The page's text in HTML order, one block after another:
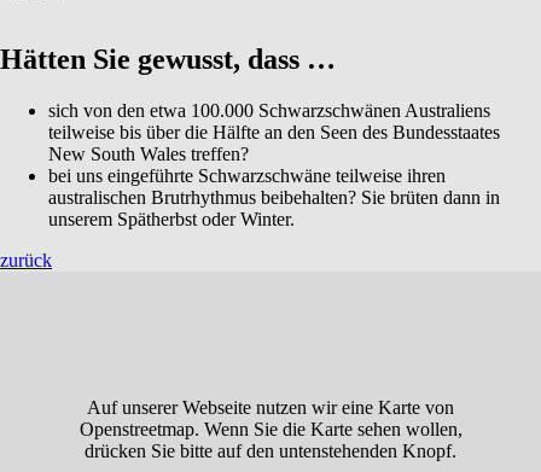
Hätten Sie gewusst, dass …
sich von den etwa 100.000 Schwarzschwänen Australiens
teilweise bis über die Hälfte an den Seen des Bundesstaates
New South Wales treffen?
bei uns eingeführte Schwarzschwäne teilweise ihren
australischen Brutrhythmus beibehalten? Sie brüten dann in
unserem Spätherbst oder Winter.
zurück
Auf unserer Webseite nutzen wir eine Karte von
Openstreetmap. Wenn Sie die Karte sehen wollen,
drücken Sie bitte auf den untenstehenden Knopf.